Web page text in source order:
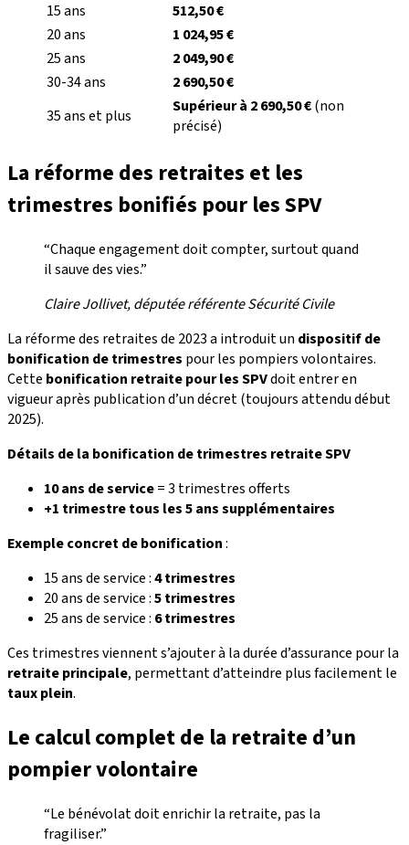
15 ans
512,50 €
20 ans
1 024,95 €
25 ans
2 049,90 €
30-34 ans
2 690,50 €
35 ans et plus
Supérieur à 2 690,50 €(non
précisé)
La réforme des retraites et les
trimestres bonifiés pour les SPV
“Chaque engagement doit compter, surtout quand
il sauve des vies.”
Claire Jollivet, députée référente Sécurité Civile
La réforme des retraites de 2023 a introduit un dispositif de
bonification de trimestres pour les pompiers volontaires.
Cette bonification retraite pour les SPVdoit entrer en
vigueur après publication d’un décret (toujours attendu début
2025).
Détails de la bonification de trimestres retraite SPV
10 ans de service= 3 trimestres offerts
+1 trimestre tous les 5 ans supplémentaires
Exemple concret de bonification:
15 ans de service :4 trimestres
20 ans de service :5 trimestres
25 ans de service : 6 trimestres
Ces trimestres viennent s’ajouter à la durée d’assurance pour la
retraite principale, permettant d’atteindre plus facilement le
taux plein.
Le calcul complet de la retraite d’un
pompier volontaire
“Le bénévolat doit enrichir la retraite, pas la
fragiliser.”